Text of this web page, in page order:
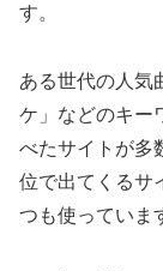
す。
ある世代の人気
ケ」などのキー
べたサイトが多
位で出てくるサ
つも使っていま